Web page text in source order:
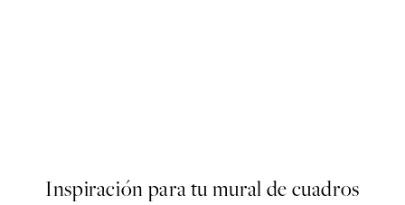
Inspiración para tu mural de cuadros